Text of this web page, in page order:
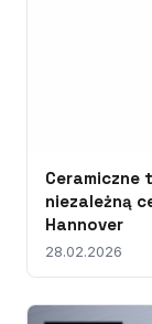
Ceramiczne
niezależną
Hannover
28.02.2026